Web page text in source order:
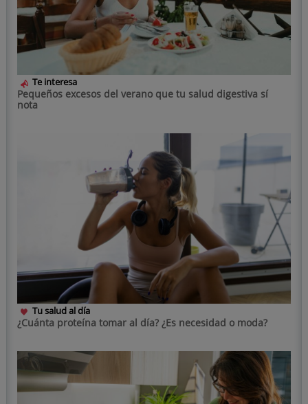
Te interesa
Pequeños excesos del verano que tu salud digestiva sí
nota
Tu salud al día
¿Cuánta proteína tomar al día? ¿Es necesidad o moda?